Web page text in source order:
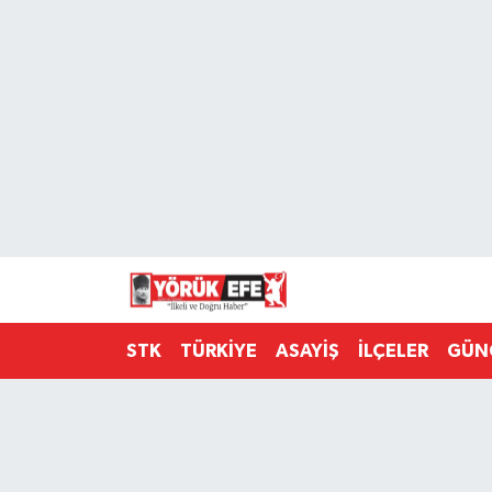
STK TÜRKİYE ASAYİŞ İLÇELER
Süper Lig Puan Durumu ve Fikstür
Tüm Manşetler